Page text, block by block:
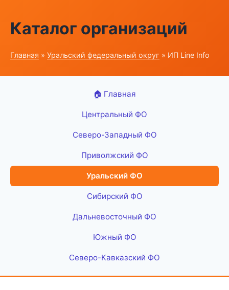
Каталог организаций
Главная » Уральский федеральный округ » ИП Line Info
🏠 Главная
Центральный ФО
Северо-Западный ФО
Приволжский ФО
Уральский ФО
Сибирский ФО
Дальневосточный ФО
Южный ФО
Северо-Кавказский ФО